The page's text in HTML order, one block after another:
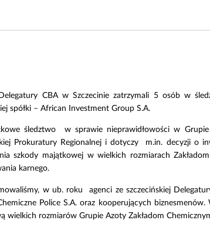
CBA w Szczecinie zatrzymali 5 osób w
spółki – African Investment Group S.A.
śledztwo w sprawie nieprawidłowości w
Prokuratury Regionalnej i dotyczy m.in. decyzji o
szkody majątkowej w wielkich rozmiarach
karnego.
w ub. roku agenci ze szczecińskiej
Police S.A. oraz kooperujących
wielkich rozmiarów Grupie Azoty Zakładom